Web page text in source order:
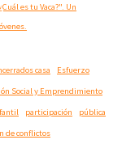
es tu Vaca?". Un
casa Esfuerzo
Social y Emprendimiento
participación
pública
de conflictos